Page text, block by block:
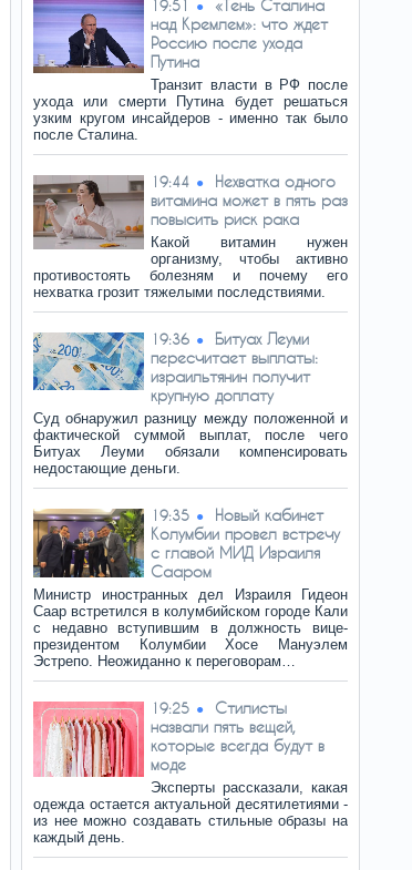
19:51
«Тень Сталина
над Кремлем»: что ждет
Россию после ухода
Путина
Транзит власти в РФ после
ухода или смерти Путина будет решаться
узким кругом инсайдеров - именно так было
после Сталина.
19:44
Нехватка одного
витамина может в пять раз
повысить риск рака
Какой витамин нужен
организму, чтобы активно
противостоять болезням и почему его
нехватка грозит тяжелыми последствиями.
19:36
Битуах Леуми
пересчитает выплаты:
израильтянин получит
крупную доплату
Суд обнаружил разницу между положенной и
фактической суммой выплат, после чего
Битуах Леуми обязали компенсировать
недостающие деньги.
19:35
Новый кабинет
Колумбии провел встречу
с главой МИД Израиля
Сааром
Министр иностранных дел Израиля Гидеон
Саар встретился в колумбийском городе Кали
с недавно вступившим в должность вице-
президентом Колумбии Хосе Мануэлем
Эстрепо. Неожиданно к переговорам…
19:25
Стилисты
назвали пять вещей,
которые всегда будут в
моде
Эксперты рассказали, какая
одежда остается актуальной десятилетиями -
из нее можно создавать стильные образы на
каждый день.